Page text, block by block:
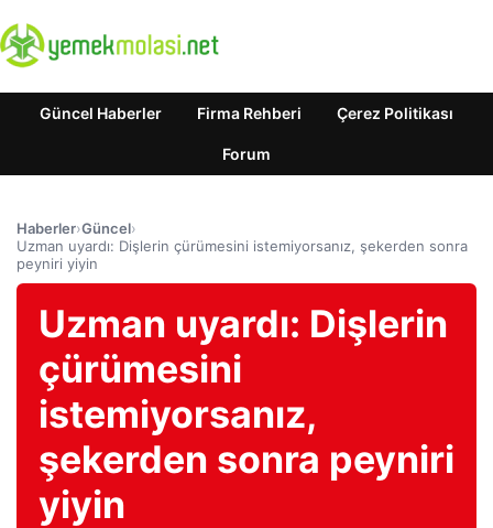
Güncel Haberler Firma Rehberi Çerez Politikası
Forum
Haberler›Güncel›
Uzman uyardı: Dişlerin çürümesini istemiyorsanız, şekerden sonra
peyniri yiyin
Uzman uyardı: Dişlerin
çürümesini
istemiyorsanız,
şekerden sonra peyniri
yiyin